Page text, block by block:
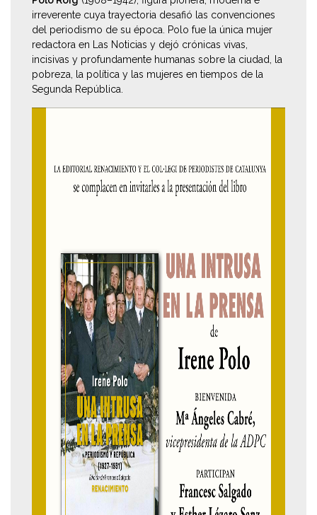
irreverente cuya trayectoria desafió las convenciones
del periodismo de su época. Polo fue la única mujer
redactora en
Las Noticias y dejó crónicas vivas,
incisivas y profundamente humanas sobre la ciudad, la
pobreza, la política y las mujeres en tiempos de la
Segunda República.